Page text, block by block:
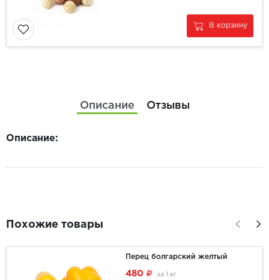
В корзину
Описание Отзывы
Описание:
Похожие товары
Перец болгарский желтый
480 за 1 кг